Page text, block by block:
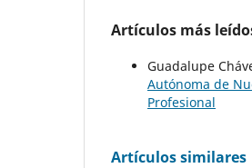
Artículos más
Guadalupe
Autónoma de
Profesional
Artículos similares